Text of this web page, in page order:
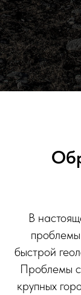
В
быстрой
Проблемы
крупных